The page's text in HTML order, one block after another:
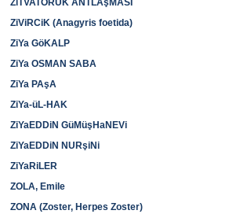
ZiTVATORUK ANTLAşMASI
ZiViRCiK (Anagyris foetida)
ZiYa GöKALP
ZiYa OSMAN SABA
ZiYa PAşA
ZiYa-üL-HAK
ZiYaEDDiN GüMüşHaNEVi
ZiYaEDDiN NURşiNi
ZiYaRiLER
ZOLA, Emile
ZONA (Zoster, Herpes Zoster)